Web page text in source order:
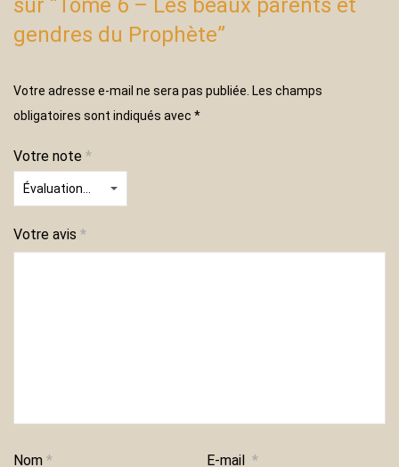
sur “Tome 6 – Les beaux parents et
gendres du Prophète”
Votre adresse e-mail ne sera pas publiée. Les champs
obligatoires sont indiqués avec *
Votre note *
Votre avis *
Nom * E-mail*